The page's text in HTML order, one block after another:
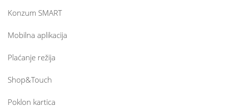
Konzum SMART
Mobilna aplikacija
Plaćanje režija
Shop&Touch
Poklon kartica